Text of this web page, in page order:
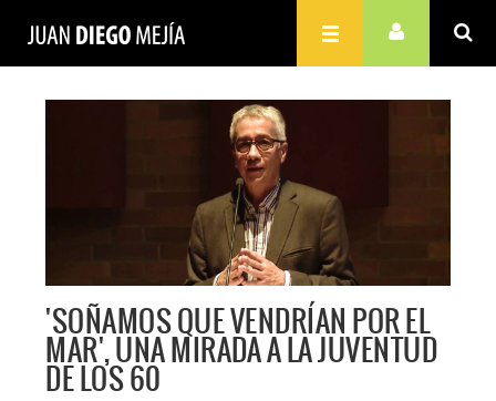
'SOÑAMOS QUE VENDRÍAN POR EL
MAR', UNA MIRADA A LA JUVENTUD
DE LOS 60